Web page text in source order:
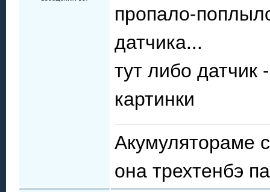
пропало-
датчика...
тут либо датчик
картинки
Акумулятораме
она трехтенбэ